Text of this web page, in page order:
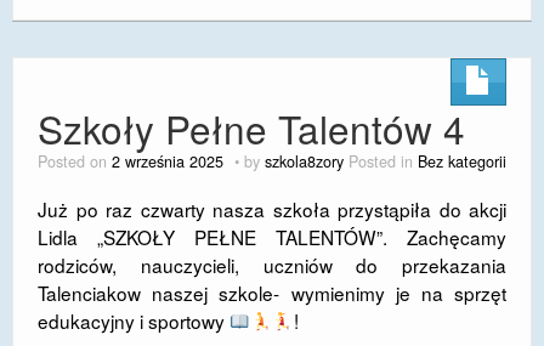
Szkoły Pełne Talentów 4
Posted on 2 września 2025 by szkola8zory Posted in Bez kategorii
Już po raz czwarty nasza szkoła przystąpiła do akcji
Lidla „SZKOŁY PEŁNE TALENTÓW”. Zachęcamy
rodziców, nauczycieli, uczniów do przekazania
Talenciakow naszej szkole- wymienimy je na sprzęt
edukacyjny i sportowy
!